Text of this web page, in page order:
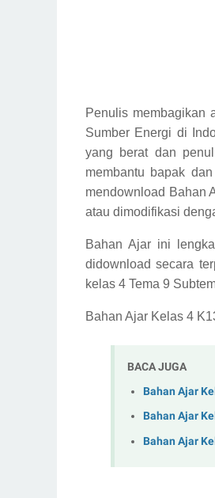
Penulis membagikan
Sumber Energi di
yang berat dan
membantu bapak
mendownload Bahan
atau dimodifikasi
Bahan Ajar ini
didownload secara
kelas 4 Tema 9
Bahan Ajar Kelas 4
BACA JUGA
Bahan Ajar
Bahan Ajar
Bahan Ajar